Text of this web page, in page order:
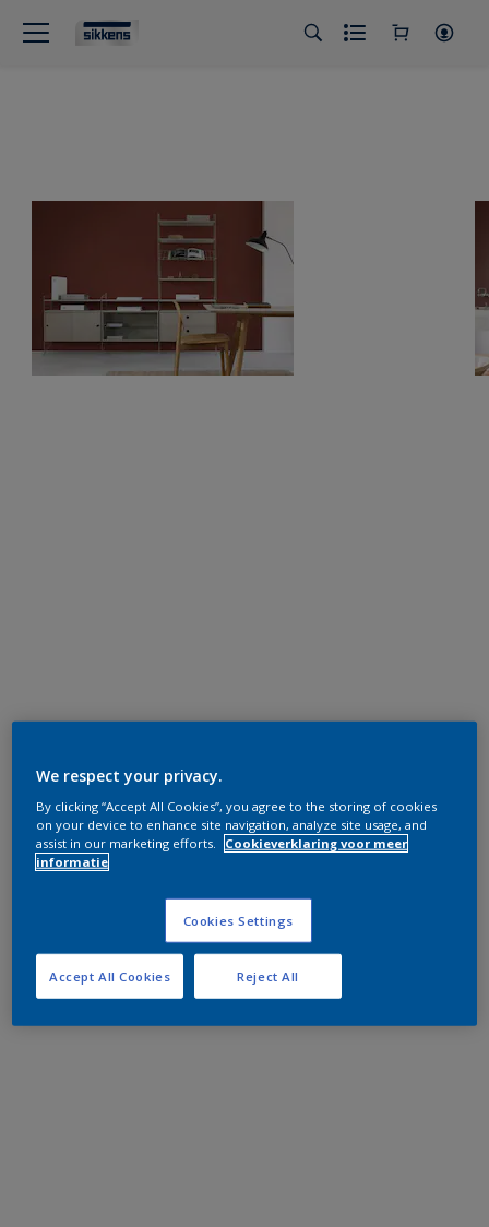
We respect your privacy.
By clicking “Accept All Cookies”, you agree to the storing of cookies
on your device to enhance site navigation, analyze site usage, and
assist in our marketing efforts.
Cookieverklaring voor meer
informatie
Cookies Settings
Reject All
Accept All Cookies